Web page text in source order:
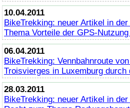
10.04.2011
BikeTrekking: neuer Artikel in
Thema Vorteile der GPS-
06.04.2011
BikeTrekking: Vennbahnroute
Troisvierges in Luxemburg durch
28.03.2011
BikeTrekking: neuer Artikel in